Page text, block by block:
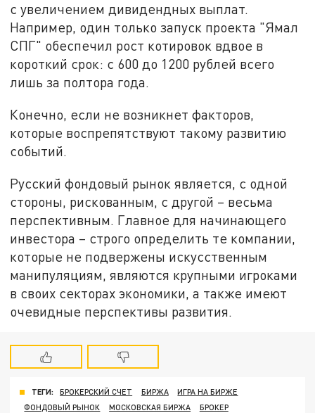
с увеличением дивидендных выплат.
Например, один только запуск проекта "Ямал
СПГ" обеспечил рост котировок вдвое в
короткий срок: с 600 до 1200 рублей всего
лишь за полтора года.
Конечно, если не возникнет факторов,
которые воспрепятствуют такому развитию
событий.
Русский фондовый рынок является, с одной
стороны, рискованным, с другой – весьма
перспективным. Главное для начинающего
инвестора – строго определить те компании,
которые не подвержены искусственным
манипуляциям, являются крупными игроками
в своих секторах экономики, а также имеют
очевидные перспективы развития.
ТЕГИ: БРОКЕРСКИЙ СЧЕТ БИРЖА
ИГРА НА БИРЖЕ
ФОНДОВЫЙ РЫНОК
МОСКОВСКАЯ БИРЖА БРОКЕР